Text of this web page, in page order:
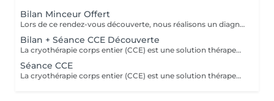
Bilan Minceur Offert
Lors de ce rendez-vous découverte, nous réalisons un diagnostic personnalisé de votre silhouette et de vos objectifs. Ensemble, nous identifions les solutions les plus adaptées (cryolipolyse, remodelage, cryothérapie, etc.) pour atteindre vos résultats. Sans engagement une première étape offerte pour comprendre votre corps et vous guider efficacement.
Bilan + Séance CCE Découverte
La cryothérapie corps entier (CCE) est une solution thérapeutique non médicamenteuse par le froid. Elle utilise l'action du froid en produisant un effet antalgique et anti-inflammatoire sur tout le corps dans de nombreux domaines : médical, sportif, bien-être et esthétique.
Séance CCE
La cryothérapie corps entier (CCE) est une solution thérapeutique non médicamenteuse par le froid. Elle utilise l'action du froid en produisant un effet antalgique et anti-inflammatoire sur tout le corps dans de nombreux domaines : médical, sportif, bien-être et esthétique. Cures de 5, 12, 20, 60 et 100 séances disponibles.